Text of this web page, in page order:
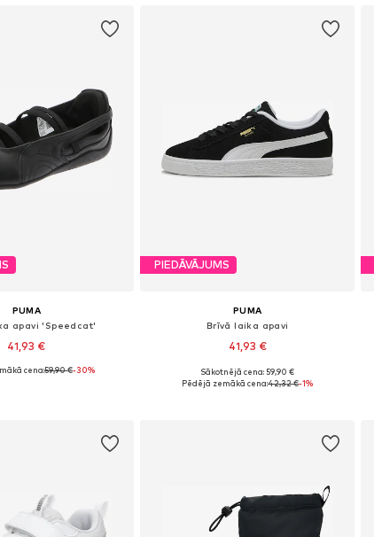
PUMA
apavi 'Speedcat'
41,93 €
daudzos izmēros
cena:59,90 €-30%
PIEDĀVĀJUMS
PUMA
Brīvā laika apavi
41,93 €
Pieejams daudzos izmēros
Sākotnējā cena: 59,90 €
Pēdējā zemākā cena:42,32 €-1%